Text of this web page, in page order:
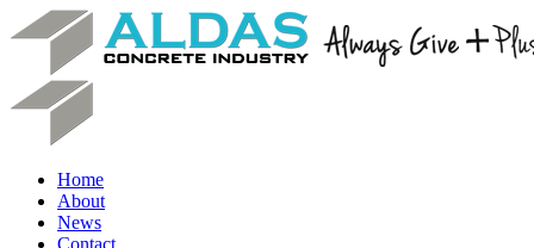
Home
About
News
Contact